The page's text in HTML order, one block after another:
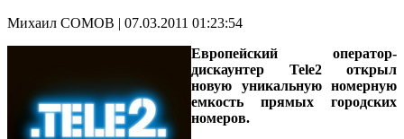
Михаил СОМОВ | 07.03.2011 01:23:54
Eвропейский оператор-
дискаунтер Tele2 открыл
новую уникальную номерную
емкость прямых городских
номеров.